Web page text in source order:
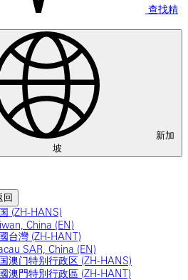
查找精
新加
坡
回
(ZH-HANS)
China (EN)
台灣 (ZH-HANT)
SAR, China (EN)
澳门特别行政区 (ZH-HANS)
澳門特別行政區 (ZH-HANT)